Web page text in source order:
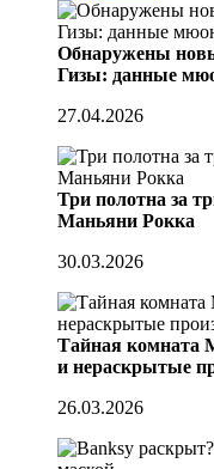
Обнаружены
Гизы: данные
27.04.2026
Три полотна за
Маньяни Рокка
30.03.2026
Тайная комната
и нераскрытые
26.03.2026